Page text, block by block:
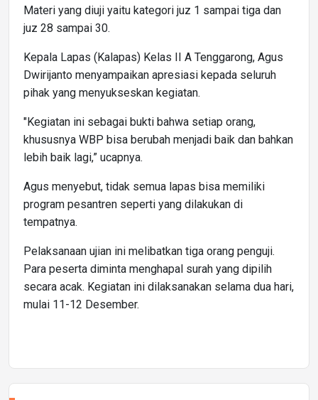
Materi yang diuji yaitu kategori juz 1 sampai tiga dan
juz 28 sampai 30.
Kepala Lapas (Kalapas) Kelas II A Tenggarong, Agus
Dwirijanto menyampaikan apresiasi kepada seluruh
pihak yang menyukseskan kegiatan.
"Kegiatan ini sebagai bukti bahwa setiap orang,
khususnya WBP bisa berubah menjadi baik dan bahkan
lebih baik lagi,” ucapnya.
Agus menyebut, tidak semua lapas bisa memiliki
program pesantren seperti yang dilakukan di
tempatnya.
Pelaksanaan ujian ini melibatkan tiga orang penguji.
Para peserta diminta menghapal surah yang dipilih
secara acak. Kegiatan ini dilaksanakan selama dua hari,
mulai 11-12 Desember.